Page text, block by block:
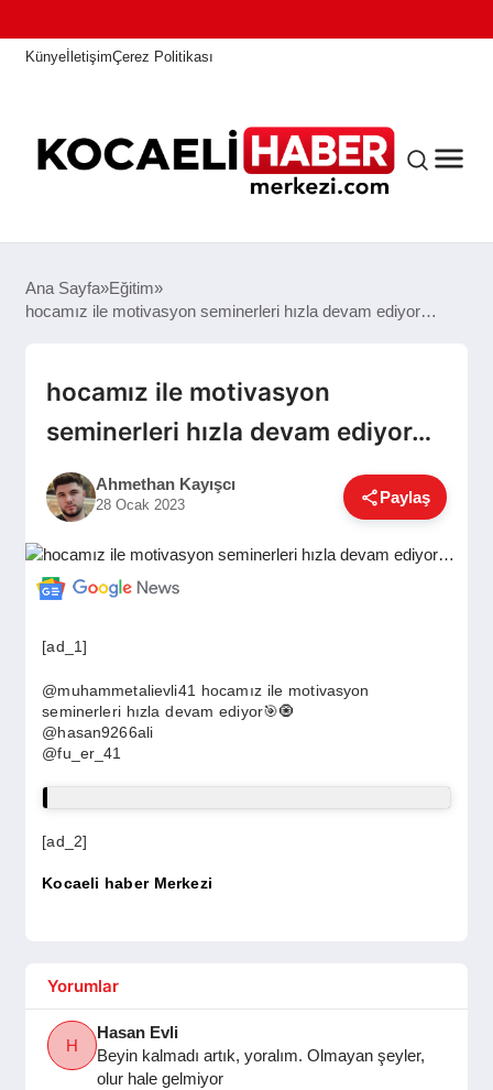
KünyeİletişimÇerez Politikası
ANASAYFA
ASAYIŞ
GÜNDEM
SIYASET
EKONOMI
DÜNYA
SPOR
YAŞAM
Ana Sayfa Eğitim
hocamız ile motivasyon seminerleri hızla devam ediyor…
hocamız ile motivasyon
seminerleri hızla devam ediyor…
Ahmethan Kayışcı
28 Ocak 2023 Paylaş
[ad_1]
@muhammetalievli41 hocamız ile motivasyon
seminerleri hızla devam ediyor🎯🧿
@hasan9266ali
@fu_er_41
[ad_2]
Kocaeli haber Merkezi
Yorumlar
H
Hasan Evli
Beyin kalmadı artık, yoralım. Olmayan şeyler,
olur hale gelmiyor